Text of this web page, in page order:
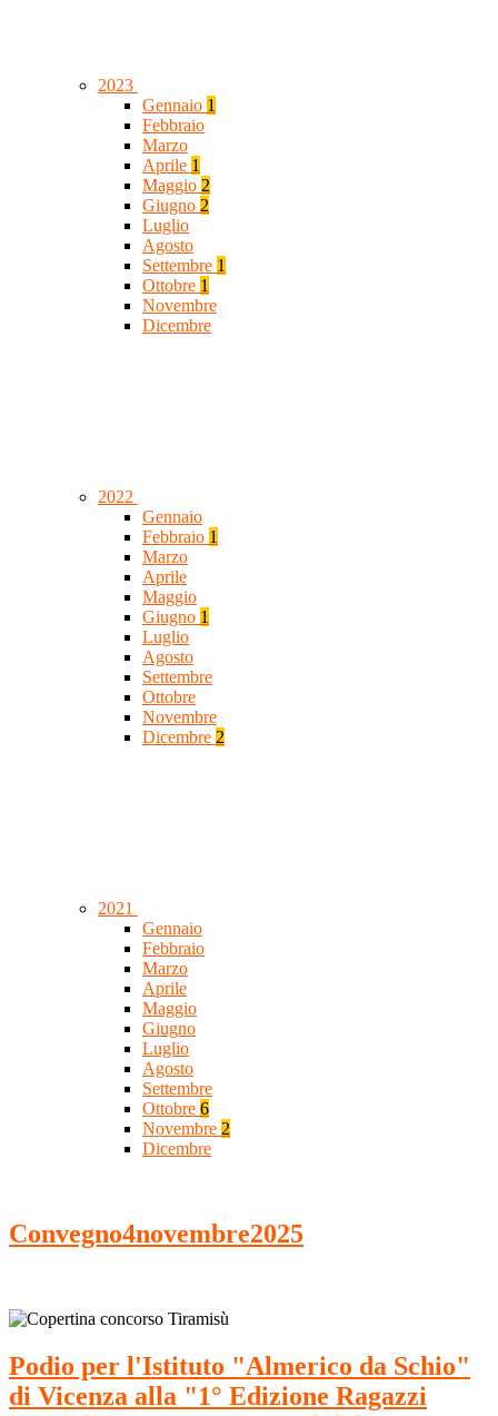
2023
Gennaio 1
Febbraio
Marzo
Aprile 1
Maggio 2
Giugno 2
Luglio
Agosto
Settembre 1
Ottobre 1
Novembre
Dicembre
2022
Gennaio
Febbraio 1
Marzo
Aprile
Maggio
Giugno 1
Luglio
Agosto
Settembre
Ottobre
Novembre
Dicembre 2
2021
Gennaio
Febbraio
Marzo
Aprile
Maggio
Giugno
Luglio
Agosto
Settembre
Ottobre 6
Novembre 2
Dicembre
Convegno4novembre2025
Podio per l'Istituto "Almerico da Schio"
di Vicenza alla "1° Edizione Ragazzi